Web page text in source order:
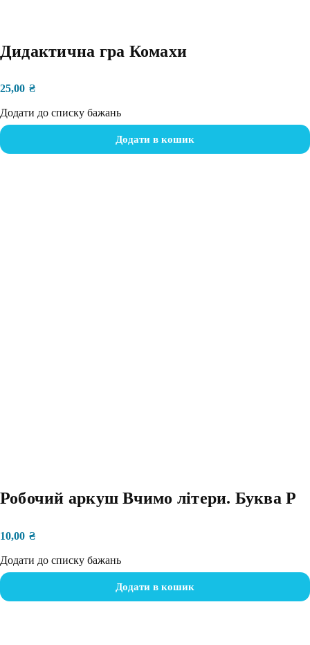
Дидактична гра Комахи
25,00 ₴
Додати до списку бажань
Додати в кошик
Робочий аркуш Вчимо літери. Буква Р
10,00 ₴
Додати до списку бажань
Додати в кошик